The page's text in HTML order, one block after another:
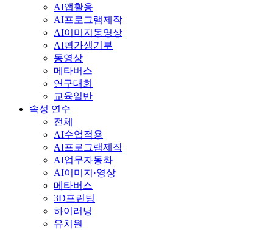
AI앱활용
AI프로그램제작
AI이미지동영상
AI평가생기부
동영상
메타버스
연구대회
교육일반
속성 연수
전체
AI수업적용
AI프로그램제작
AI업무자동화
AI이미지·영상
메타버스
3D프린팅
하이러닝
유치원